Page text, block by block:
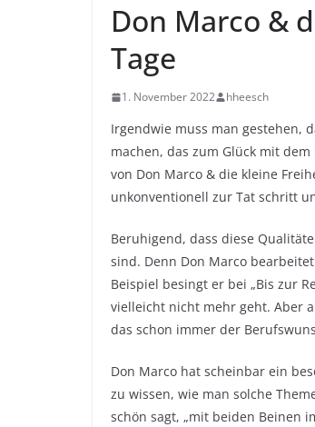
Don Marco &
Tage
1. November 2022 hheesch
Irgendwie muss man gestehen,
machen, das zum Glück mit
von Don Marco & die kleine
unkonventionell zur Tat schritt
Beruhigend, dass diese
sind. Denn Don Marco
Beispiel besingt er bei „Bis zur
vielleicht nicht mehr geht. Aber
das schon immer der
Don Marco hat scheinbar ein
zu wissen, wie man solche
schön sagt, „mit beiden Beinen